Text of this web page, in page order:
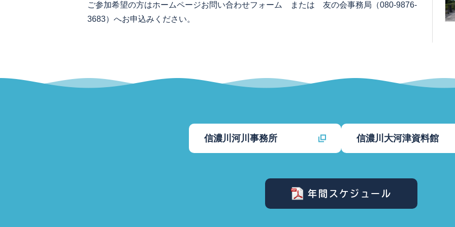
ご参加希望の方はホームページお問い合わせフォーム または 友の会事務局（080-9876-
3683）へお申込みください。
信濃川河川事務所 信濃川大河津資料館
年間スケジュール